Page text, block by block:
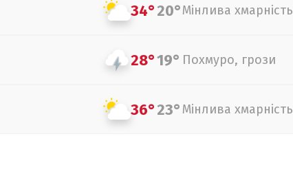
34°20°Мінлива хмарність
28°19° Похмуро, грози
36°23°Мінлива хмарність